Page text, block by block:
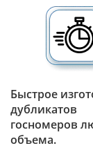
Быстрое
дубликатов
госномеров
объема.